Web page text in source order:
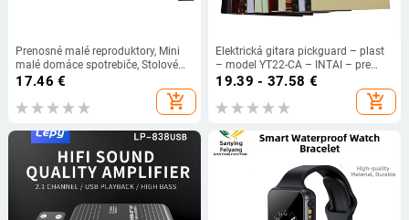
Prenosné malé reproduktory, Mini
malé domáce spotrebiče, Stolové
počítače šetriace miesto, USB
reproduktory, Stereo multimediálne
reproduktory
17.46 €
add_shopping_cart
Elektrická gitara pickguard – plast
– model YT22-CA – INTAI – pre
hudobné nástroje
19.39 - 37.58 €
add_shopping_cart